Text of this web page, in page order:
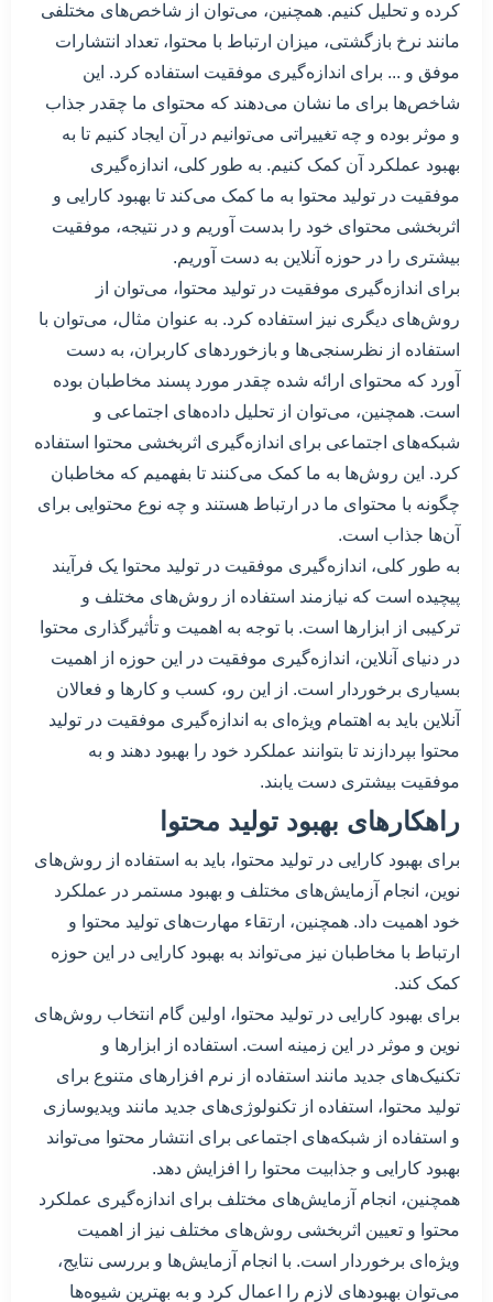
کرده و تحلیل کنیم. همچنین، می‌توان از شاخص‌های مختلفی
مانند نرخ بازگشتی، میزان ارتباط با محتوا، تعداد انتشارات
موفق و ... برای اندازه‌گیری موفقیت استفاده کرد. این
شاخص‌ها برای ما نشان می‌دهند که محتوای ما چقدر جذاب
و موثر بوده و چه تغییراتی می‌توانیم در آن ایجاد کنیم تا به
بهبود عملکرد آن کمک کنیم. به طور کلی، اندازه‌گیری
موفقیت در تولید محتوا به ما کمک می‌کند تا بهبود کارایی و
اثربخشی محتوای خود را بدست آوریم و در نتیجه، موفقیت
بیشتری را در حوزه آنلاین به دست آوریم.
برای اندازه‌گیری موفقیت در تولید محتوا، می‌توان از
روش‌های دیگری نیز استفاده کرد. به عنوان مثال، می‌توان با
استفاده از نظرسنجی‌ها و بازخوردهای کاربران، به دست
آورد که محتوای ارائه شده چقدر مورد پسند مخاطبان بوده
است. همچنین، می‌توان از تحلیل داده‌های اجتماعی و
شبکه‌های اجتماعی برای اندازه‌گیری اثربخشی محتوا استفاده
کرد. این روش‌ها به ما کمک می‌کنند تا بفهمیم که مخاطبان
چگونه با محتوای ما در ارتباط هستند و چه نوع محتوایی برای
آن‌ها جذاب است.
به طور کلی، اندازه‌گیری موفقیت در تولید محتوا یک فرآیند
پیچیده است که نیازمند استفاده از روش‌های مختلف و
ترکیبی از ابزارها است. با توجه به اهمیت و تأثیرگذاری محتوا
در دنیای آنلاین، اندازه‌گیری موفقیت در این حوزه از اهمیت
بسیاری برخوردار است. از این رو، کسب و کارها و فعالان
آنلاین باید به اهتمام ویژه‌ای به اندازه‌گیری موفقیت در تولید
محتوا بپردازند تا بتوانند عملکرد خود را بهبود دهند و به
موفقیت بیشتری دست یابند.
راهکارهای بهبود تولید محتوا
برای بهبود کارایی در تولید محتوا، باید به استفاده از روش‌های
نوین، انجام آزمایش‌های مختلف و بهبود مستمر در عملکرد
خود اهمیت داد. همچنین، ارتقاء مهارت‌های تولید محتوا و
ارتباط با مخاطبان نیز می‌تواند به بهبود کارایی در این حوزه
کمک کند.
برای بهبود کارایی در تولید محتوا، اولین گام انتخاب روش‌های
نوین و موثر در این زمینه است. استفاده از ابزارها و
تکنیک‌های جدید مانند استفاده از نرم افزارهای متنوع برای
تولید محتوا، استفاده از تکنولوژی‌های جدید مانند ویدیو‌سازی
و استفاده از شبکه‌های اجتماعی برای انتشار محتوا می‌تواند
بهبود کارایی و جذابیت محتوا را افزایش دهد.
همچنین، انجام آزمایش‌های مختلف برای اندازه‌گیری عملکرد
محتوا و تعیین اثربخشی روش‌های مختلف نیز از اهمیت
ویژه‌ای برخوردار است. با انجام آزمایش‌ها و بررسی نتایج،
می‌توان بهبودهای لازم را اعمال کرد و به بهترین شیوه‌ها